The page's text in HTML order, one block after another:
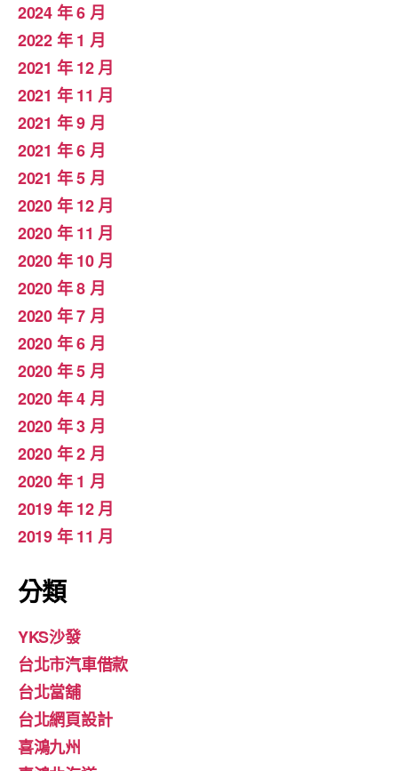
2024 年 6 月
2022 年 1 月
2021 年 12 月
2021 年 11 月
2021 年 9 月
2021 年 6 月
2021 年 5 月
2020 年 12 月
2020 年 11 月
2020 年 10 月
2020 年 8 月
2020 年 7 月
2020 年 6 月
2020 年 5 月
2020 年 4 月
2020 年 3 月
2020 年 2 月
2020 年 1 月
2019 年 12 月
2019 年 11 月
分類
YKS沙發
台北市汽車借款
台北當舖
台北網頁設計
喜鴻九州